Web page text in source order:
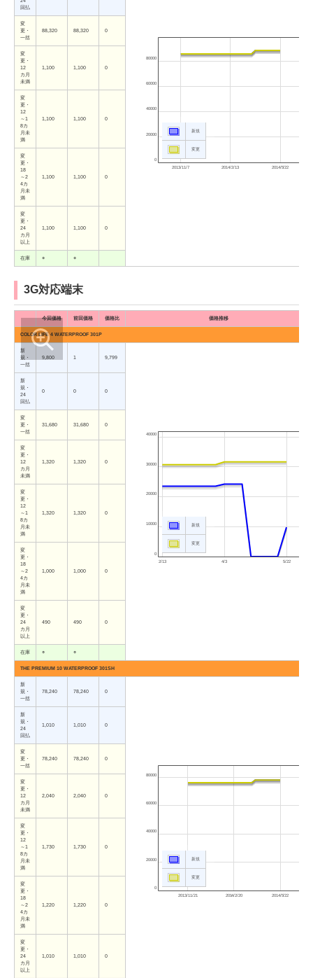
2013/11/7 2014/2/13 2014/5/22
0
20000
40000
60000
80000
新規
変更
回払
変
更・
一括
88,320 88,320 0
変
更・
12
カ月
未満
1,100 1,100 0
変
更・
12
～1
8カ
月未
満
1,100 1,100 0
変
更・
18
～2
4カ
月未
満
1,100 1,100 0
変
更・
24
カ月
以上
1,100 1,100 0
在庫 ○ ○
3G対応端末
今回価格 前回価格 価格比 価格推移
COLOR LIFE 4 WATERPROOF 301P
新
規・
一括
9,800 1 9,799
2/13 4/3 5/22
0
10000
20000
30000
40000
新規
変更
新
規・
24
回払
0 0 0
変
更・
一括
31,680 31,680 0
変
更・
12
カ月
未満
1,320 1,320 0
変
更・
12
～1
8カ
月未
満
1,320 1,320 0
変
更・
18
～2
4カ
月未
満
1,000 1,000 0
変
更・
24
カ月
以上
490 490 0
在庫 ○ ○
THE PREMIUM 10 WATERPROOF 301SH
新
規・
一括
78,240 78,240 0
2013/11/21 2014/2/20 2014/5/22
0
20000
40000
60000
80000
新規
変更
新
規・
24
回払
1,010 1,010 0
変
更・
一括
78,240 78,240 0
変
更・
12
カ月
未満
2,040 2,040 0
変
更・
12
～1
8カ
月未
満
1,730 1,730 0
変
更・
18
～2
4カ
月未
満
1,220 1,220 0
変
更・
24
カ月
以上
1,010 1,010 0